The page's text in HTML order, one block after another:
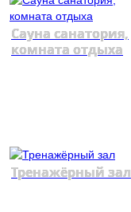
Сауна санатория,
комната отдыха
Тренажёрный зал